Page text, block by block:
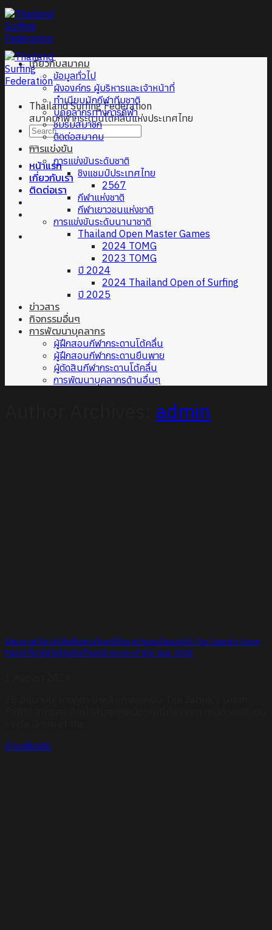
Skip
to
content
Thailand Surfing Federation
สมาคมกีฬากระดานโต้คลื่นแห่งประเทศไทย
หน้าแรก
เกี่ยวกับเรา
ติดต่อเรา
เกี่ยวกับสมาคม
ข้อมูลทั่วไป
ผังองค์กร ผู้บริหารและเจ้าหน้าที่
ทำเนียบนักกีฬาทีมชาติ
บุคคลากรทางการกีฬา
ชมรมสมาชิก
ติดต่อสมาคม
การแข่งขัน
การแข่งขันระดับชาติ
ชิงแชมป์ประเทศไทย
2567
กีฬาแห่งชาติ
กีฬาเยาวชนแห่งชาติ
การแข่งขันระดับนานาชาติ
Thailand Open Master Games
2024 TOMG
2023 TOMG
ปี 2024
2024 Thailand Open of Surfing
ปี 2025
ข่าวสาร
กิจกรรมอื่นๆ
การพัฒนาบุคลากร
ผู้ฝึกสอนกีฬากระดานโต้คลื่น
ผู้ฝึกสอนกีฬากระดานยืนพาย
ผู้ตัดสินกีฬากระดานโต้คลื่น
การพัฒนาบุคลากรด้านอื่นๆ
admin
อิสเบล เฟ ฮิค นักโต้คลื่นสาวทีมชาติไทย คว้าแชมป์สองรุ่นใน Tipi Jabrik’s Grom
Patrol ที่บาหลี พร้อมรับตำแหน่ง Grom of the Year 2024
อ่านเพิ่มเติม